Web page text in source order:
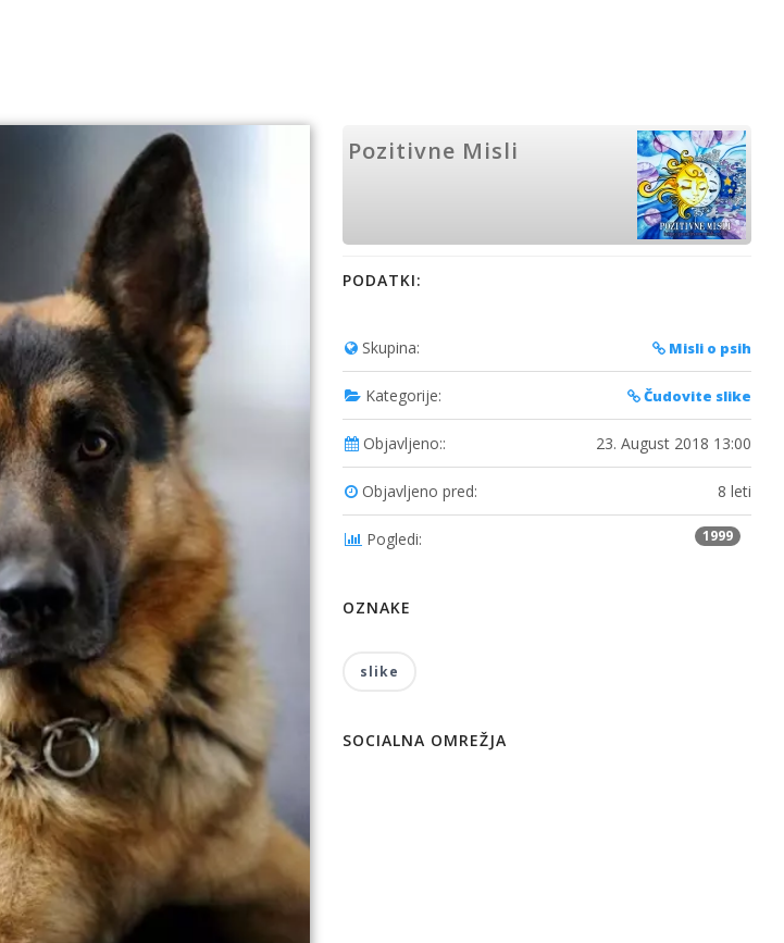
Pozitivne Misli
PODATKI:
Skupina: Misli o psih
Kategorije: Čudovite slike
Objavljeno:: 23. August 2018 13:00
Objavljeno pred: 8 leti
Pogledi: 1999
OZNAKE
slike
SOCIALNA OMREŽJA